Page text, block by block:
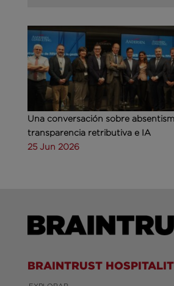
Una conversación sobre
transparencia retributiva e IA
25 Jun 2026
BRAINTRUST